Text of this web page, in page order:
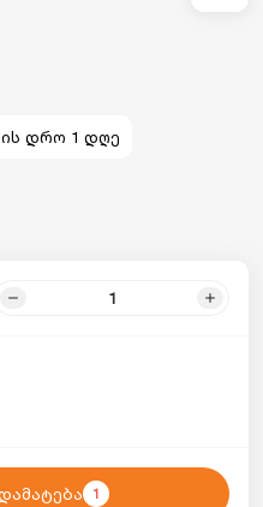
დრო 1 დღე
1